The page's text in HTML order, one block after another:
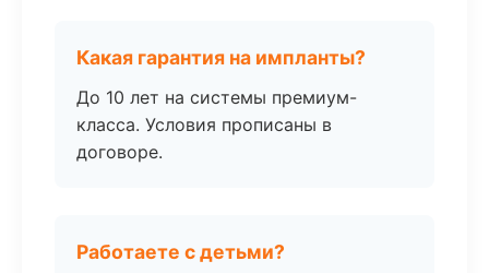
Какая гарантия на импланты?
До 10 лет на системы премиум-
класса. Условия прописаны в
договоре.
Работаете с детьми?